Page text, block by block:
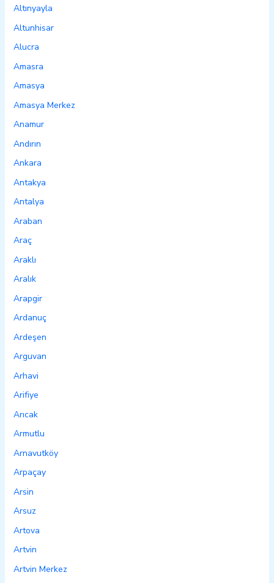
Altınyayla
Altunhisar
Alucra
Amasra
Amasya
Amasya Merkez
Anamur
Andırın
Ankara
Antakya
Antalya
Araban
Araç
Araklı
Aralık
Arapgir
Ardanuç
Ardeşen
Arguvan
Arhavi
Arifiye
Arıcak
Armutlu
Arnavutköy
Arpaçay
Arsin
Arsuz
Artova
Artvin
Artvin Merkez